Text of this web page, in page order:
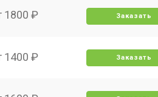
1800 ₽ Заказать
1400 ₽ Заказать